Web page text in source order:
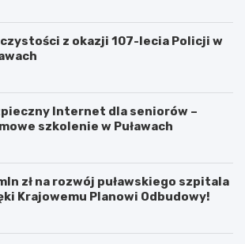
z okazji 107-lecia Policji w
Internet dla seniorów –
szkolenie w Puławach
zł na rozwój puławskiego szpitala
Krajowemu Planowi Odbudowy!